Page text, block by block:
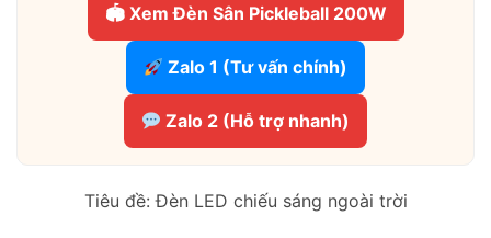
🏟 Xem Đèn Sân Pickleball 200W
Zalo 1 (Tư vấn chính)
Zalo 2 (Hỗ trợ nhanh)
Tiêu đề: Đèn LED chiếu sáng ngoài trời